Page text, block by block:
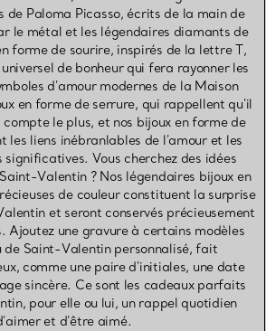
Paloma Picasso, écrits de la main de
le métal et les légendaires diamants de
forme de sourire, inspirés de la lettre T,
de bonheur qui fera rayonner les
d'amour modernes de la Maison
en forme de serrure, qui rappellent qu'il
le plus, et nos bijoux en forme de
les liens inébranlables de l'amour et les
significatives. Vous cherchez des idées
Valentin ? Nos légendaires bijoux en
de couleur constituent la surprise
et seront conservés précieusement
Ajoutez une gravure à certains modèles
de Saint-Valentin personnalisé, fait
comme une paire d'initiales, une date
sincère. Ce sont les cadeaux parfaits
pour elle ou lui, un rappel quotidien
et d'être aimé.